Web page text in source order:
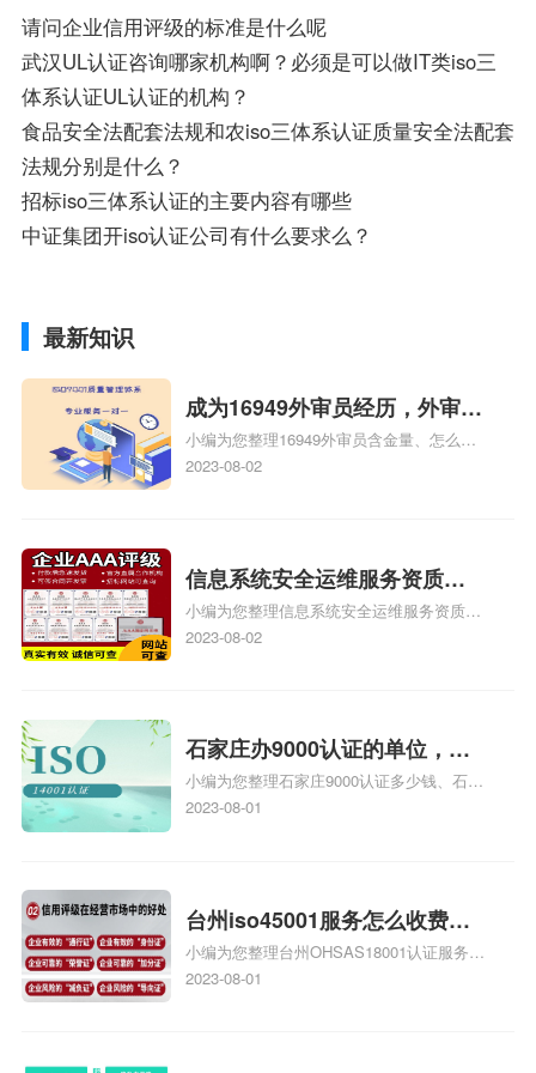
请问企业信用评级的标准是什么呢
武汉UL认证咨询哪家机构啊？必须是可以做IT类iso三
体系认证UL认证的机构？
食品安全法配套法规和农iso三体系认证质量安全法配套
法规分别是什么？
招标iso三体系认证的主要内容有哪些
中证集团开iso认证公司有什么要求么？
最新知识
成为16949外审员经历，外审员
16949
小编为您整理16949外审员含金量、怎么才
能成为注册的TS16949:2009的外审员、我
2023-08-02
信息系统安全运维服务资质二
级费用，信息系统安全运维服
务资质二级
小编为您整理信息系统安全运维服务资质认
证证书机构有哪些、安全运维服务资质的费
体系认证知识，详情可查看下方正文！
2023-08-02
石家庄办9000认证的单位，石
家庄9000认证的公司
小编为您整理石家庄9000认证多少钱、石家
庄9000认证价格多少钱、石家庄9000认证
2023-08-01
台州iso45001服务怎么收费，
台州iso45001认证服务怎么收
费
小编为您整理台州OHSAS18001认证服务中
心哪家收费便宜、台州ISO9000认证，哪个
2023-08-01